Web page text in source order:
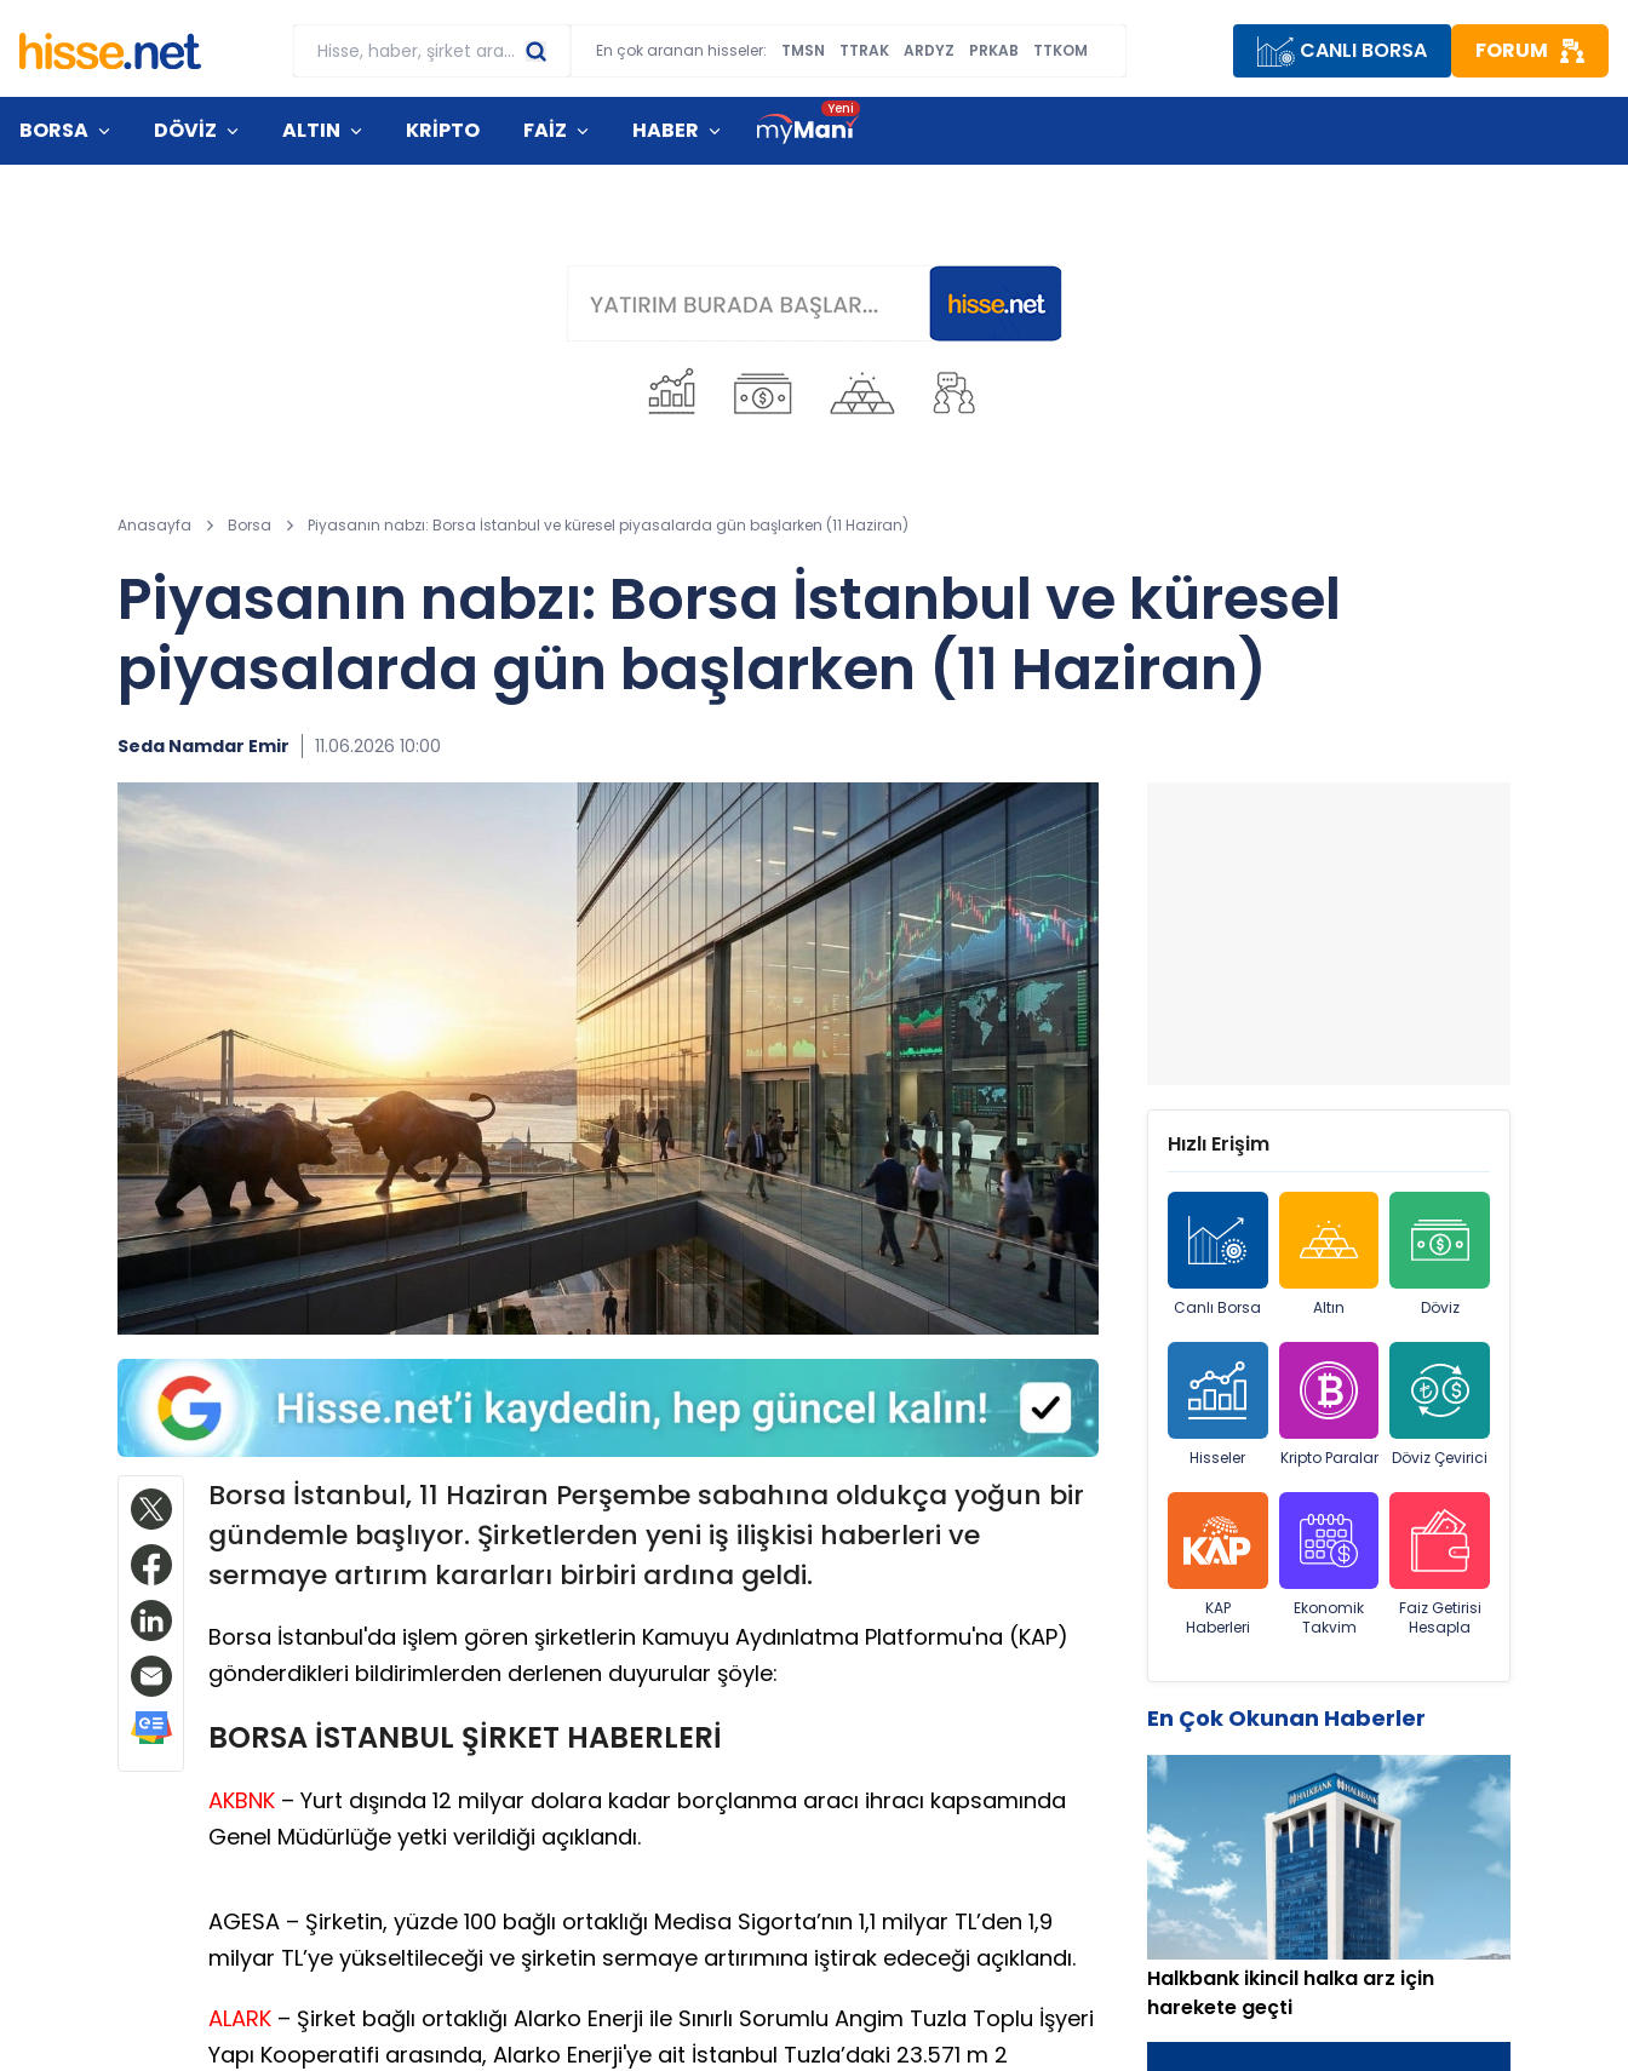
En çok aranan hisseler: TMSN TTRAK ARDYZ PRKAB TTKOM CANLI BORSA FORUM
BORSA DÖVİZ ALTIN KRİPTO FAİZ HABER
Anasayfa Borsa Piyasanın nabzı: Borsa İstanbul ve küresel piyasalarda gün başlarken (11 Haziran)
Piyasanın nabzı: Borsa İstanbul ve küresel
piyasalarda gün başlarken (11 Haziran)
Seda Namdar Emir 11.06.2026 10:00
Borsa İstanbul, 11 Haziran Perşembe sabahına oldukça yoğun bir
gündemle başlıyor. Şirketlerden yeni iş ilişkisi haberleri ve
sermaye artırım kararları birbiri ardına geldi.
Borsa İstanbul'da işlem gören şirketlerin Kamuyu Aydınlatma Platformu'na (KAP)
gönderdikleri bildirimlerden derlenen duyurular şöyle:
BORSA İSTANBUL ŞİRKET HABERLERİ
AKBNK – Yurt dışında 12 milyar dolara kadar borçlanma aracı ihracı kapsamında
Genel Müdürlüğe yetki verildiği açıklandı.
AGESA – Şirketin, yüzde 100 bağlı ortaklığı Medisa Sigorta’nın 1,1 milyar TL’den 1,9
milyar TL’ye yükseltileceği ve şirketin sermaye artırımına iştirak edeceği açıklandı.
ALARK – Şirket bağlı ortaklığı Alarko Enerji ile Sınırlı Sorumlu Angim Tuzla Toplu İşyeri
Yapı Kooperatifi arasında, Alarko Enerji'ye ait İstanbul Tuzla’daki 23.571 m 2
Hızlı Erişim
Canlı Borsa Altın Döviz
Hisseler Kripto Paralar Döviz Çevirici
KAP
Haberleri
Ekonomik
Takvim
Faiz Getirisi
Hesapla
En Çok Okunan Haberler
Halkbank ikincil halka arz için
harekete geçti